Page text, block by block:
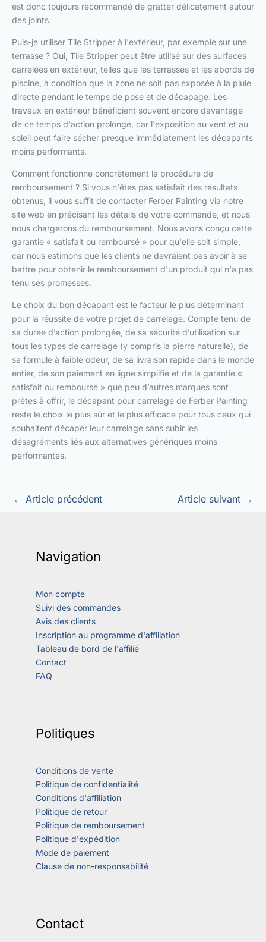
est donc toujours recommandé de gratter délicatement autour
des joints.
Puis-je utiliser Tile Stripper à l'extérieur, par exemple sur une
terrasse ? Oui, Tile Stripper peut être utilisé sur des surfaces
carrelées en extérieur, telles que les terrasses et les abords de
piscine, à condition que la zone ne soit pas exposée à la pluie
directe pendant le temps de pose et de décapage. Les
travaux en extérieur bénéficient souvent encore davantage
de ce temps d'action prolongé, car l'exposition au vent et au
soleil peut faire sécher presque immédiatement les décapants
moins performants.
Comment fonctionne concrètement la procédure de
remboursement ? Si vous n'êtes pas satisfait des résultats
obtenus, il vous suffit de contacter Ferber Painting via notre
site web en précisant les détails de votre commande, et nous
nous chargerons du remboursement. Nous avons conçu cette
garantie « satisfait ou remboursé » pour qu'elle soit simple,
car nous estimons que les clients ne devraient pas avoir à se
battre pour obtenir le remboursement d'un produit qui n'a pas
tenu ses promesses.
Le choix du bon décapant est le facteur le plus déterminant
pour la réussite de votre projet de carrelage. Compte tenu de
sa durée d’action prolongée, de sa sécurité d’utilisation sur
tous les types de carrelage (y compris la pierre naturelle), de
sa formule à faible odeur, de sa livraison rapide dans le monde
entier, de son paiement en ligne simplifié et de la garantie «
satisfait ou remboursé » que peu d’autres marques sont
prêtes à offrir, le décapant pour carrelage de Ferber Painting
reste le choix le plus sûr et le plus efficace pour tous ceux qui
souhaitent décaper leur carrelage sans subir les
désagréments liés aux alternatives génériques moins
performantes.
← Article précédent Article suivant →
Navigation
Mon compte
Suivi des commandes
Avis des clients
Inscription au programme d'affiliation
Tableau de bord de l'affilié
Contact
FAQ
Politiques
Conditions de vente
Politique de confidentialité
Conditions d'affiliation
Politique de retour
Politique de remboursement
Politique d'expédition
Mode de paiement
Clause de non-responsabilité
Contact